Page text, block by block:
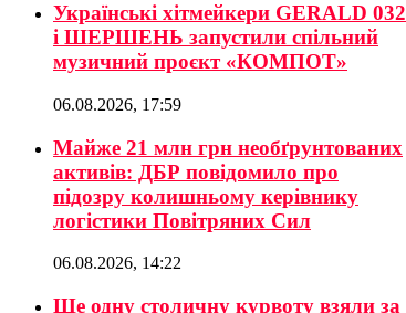
Українські хітмейкери GERALD 032
і ШЕРШЕНЬ запустили спільний
музичний проєкт «КОМПОТ»
06.08.2026, 17:59
Майже 21 млн грн необґрунтованих
активів: ДБР повідомило про
підозру колишньому керівнику
логістики Повітряних Сил
06.08.2026, 14:22
Ще одну столичну курвоту взяли за